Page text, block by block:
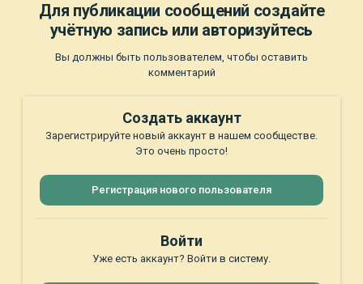
Для публикации сообщений создайте
учётную запись или авторизуйтесь
Вы должны быть пользователем, чтобы оставить
комментарий
Создать аккаунт
Зарегистрируйте новый аккаунт в нашем сообществе.
Это очень просто!
Регистрация нового пользователя
Войти
Уже есть аккаунт? Войти в систему.